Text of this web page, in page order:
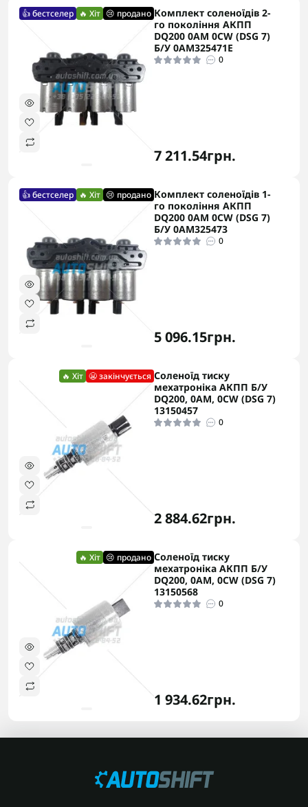
👍 бестселер 🔥 Хіт 😢 продано Комплект соленоїдів 2-
го покоління АКПП
DQ200 0AM 0CW (DSG 7)
Б/У 0AM325471E
0
7 211.54грн.
👍 бестселер 🔥 Хіт 😢 продано Комплект соленоїдів 1-
го покоління АКПП
DQ200 0AM 0CW (DSG 7)
Б/У 0AM325473
0
5 096.15грн.
🔥 Хіт 😬 закінчується Соленоїд тиску
мехатроніка АКПП Б/У
DQ200, 0AM, 0CW (DSG 7)
13150457
0
2 884.62грн.
🔥 Хіт 😢 продано Соленоїд тиску
мехатроніка АКПП Б/У
DQ200, 0AM, 0CW (DSG 7)
13150568
0
1 934.62грн.